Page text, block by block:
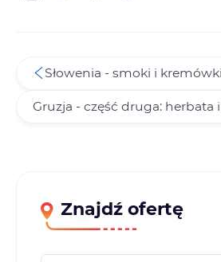
Słowenia - smoki i kremówki
Gruzja - część druga: herbata
Znajdź ofertę